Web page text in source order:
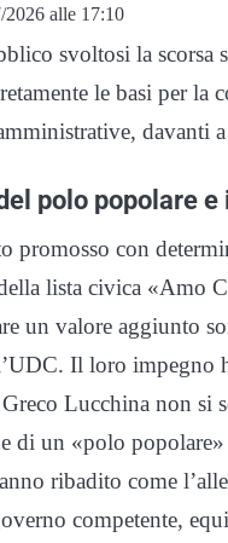
2026 alle 17:10
svoltosi la scorsa
le basi per la
davanti
polo popolare
promosso con
lista civica «Amo
un valore aggiunto
Il loro impegno
Lucchina non si
di un «polo
ribadito come
competente,